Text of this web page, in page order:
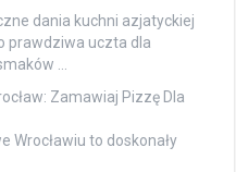
dania kuchni azjatyckiej
prawdziwa uczta dla
…
Zamawiaj Pizzę Dla
Wrocławiu to doskonały